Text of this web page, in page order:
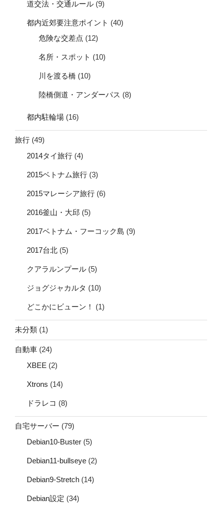
道交法・交通ルール (9)
都内近郊要注意ポイント (40)
危険な交差点 (12)
名所・スポット (10)
川を渡る橋 (10)
陸橋側道・アンダーパス (8)
都内駐輪場 (16)
旅行 (49)
2014タイ旅行 (4)
2015ベトナム旅行 (3)
2015マレーシア旅行 (6)
2016釜山・大邱 (5)
2017ベトナム・フーコック島 (9)
2017台北 (5)
クアラルンプール (5)
ジョグジャカルタ (10)
どこかにビューン！ (1)
未分類 (1)
自動車 (24)
XBEE (2)
Xtrons (14)
ドラレコ (8)
自宅サーバー (79)
Debian10-Buster (5)
Debian11-bullseye (2)
Debian9-Stretch (14)
Debian設定 (34)